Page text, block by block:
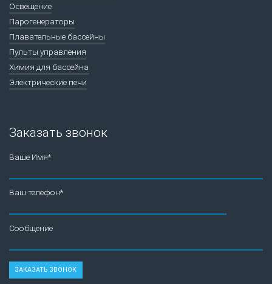
Освещение
Парогенераторы
Плавательные бассейны
Пульты управления
Химия для бассейна
Электрические печи
Заказать звонок
Ваше Имя*
Ваш телефон*
Сообщение